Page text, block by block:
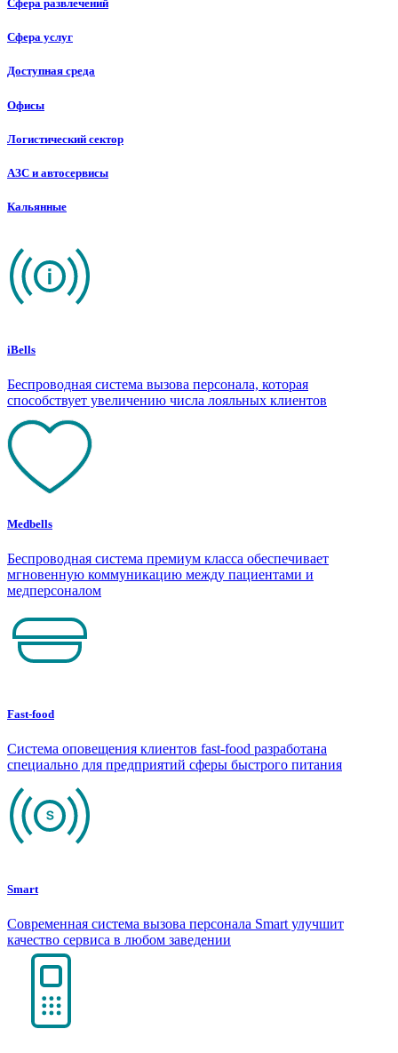
Сфера развлечений
Сфера услуг
Доступная среда
Офисы
Логистический сектор
АЗС и автосервисы
Кальянные
iBells
Беспроводная система вызова персонала, которая
способствует увеличению числа лояльных клиентов
Medbells
Беспроводная система премиум класса обеспечивает
мгновенную коммуникацию между пациентами и
медперсоналом
Fast-food
Система оповещения клиентов fast-food разработана
специально для предприятий сферы быстрого питания
Smart
Современная система вызова персонала Smart улучшит
качество сервиса в любом заведении